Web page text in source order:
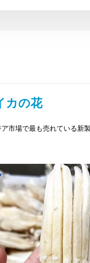
カの花
市場で最も売れている新